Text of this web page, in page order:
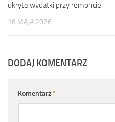
ukryte wydatki przy remoncie
16 MAJA 2026
DODAJ KOMENTARZ
Komentarz*